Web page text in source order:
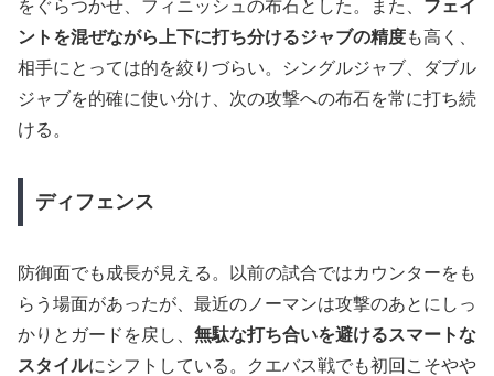
をぐらつかせ、フィニッシュの布石とした。また、 フェイ
ントを混ぜながら上下に打ち分けるジャブの精度も高く、
相手にとっては的を絞りづらい。シングルジャブ、ダブル
ジャブを的確に使い分け、次の攻撃への布石を常に打ち続
ける。
ディフェンス
防御面でも成長が見える。以前の試合ではカウンターをも
らう場面があったが、最近のノーマンは攻撃のあとにしっ
かりとガードを戻し、 無駄な打ち合いを避けるスマートな
スタイルにシフトしている。クエバス戦でも初回こそやや